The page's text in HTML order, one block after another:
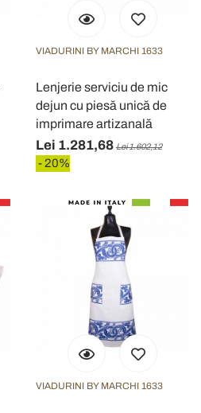
VIADURINI BY MARCHI 1633
Lenjerie serviciu de mic
dejun cu piesă unică de
imprimare artizanală
Lei 1.281,68 Lei 1.602,12
- 20%
VIADURINI BY MARCHI 1633